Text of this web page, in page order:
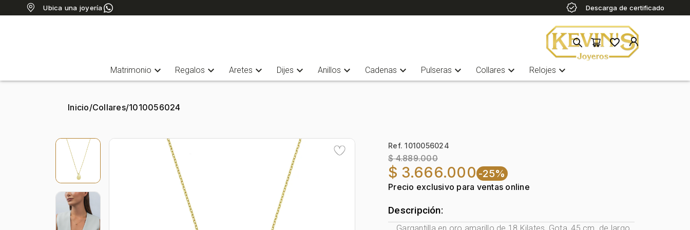
Ubica una joyería Descarga de certificado
Matrimonio expand_more Regalos expand_more Aretes expand_more Dijes expand_more Anillos expand_more Cadenas expand_more Pulseras expand_more Collares expand_more Relojes expand_more
Inicio/Collares/1010056024
Ref. 1010056024
$ 4.889.000
$ 3.666.000 -25%
Precio exclusivo para ventas online
Descripción: